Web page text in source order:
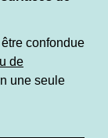
confondue
de
une seule